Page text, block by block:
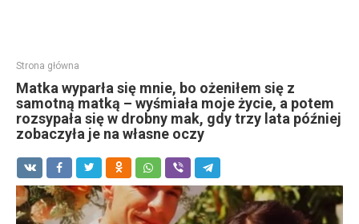
Strona główna
Matka wyparła się mnie, bo ożeniłem się z
samotną matką – wyśmiała moje życie, a potem
rozsypała się w drobny mak, gdy trzy lata później
zobaczyła je na własne oczy